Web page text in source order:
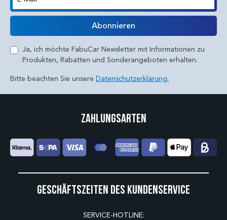
E-Mail
Abonnieren
Ja, ich möchte FabuCar Newsletter mit Informationen zu
Produkten, Rabatten und Sonderangeboten erhalten.
Bitte beachten Sie unsere Datenschutzerklärung.
Geschäftszeiten des Kundenservice
SERVICE-HOTLINE:
Zahlungsarten